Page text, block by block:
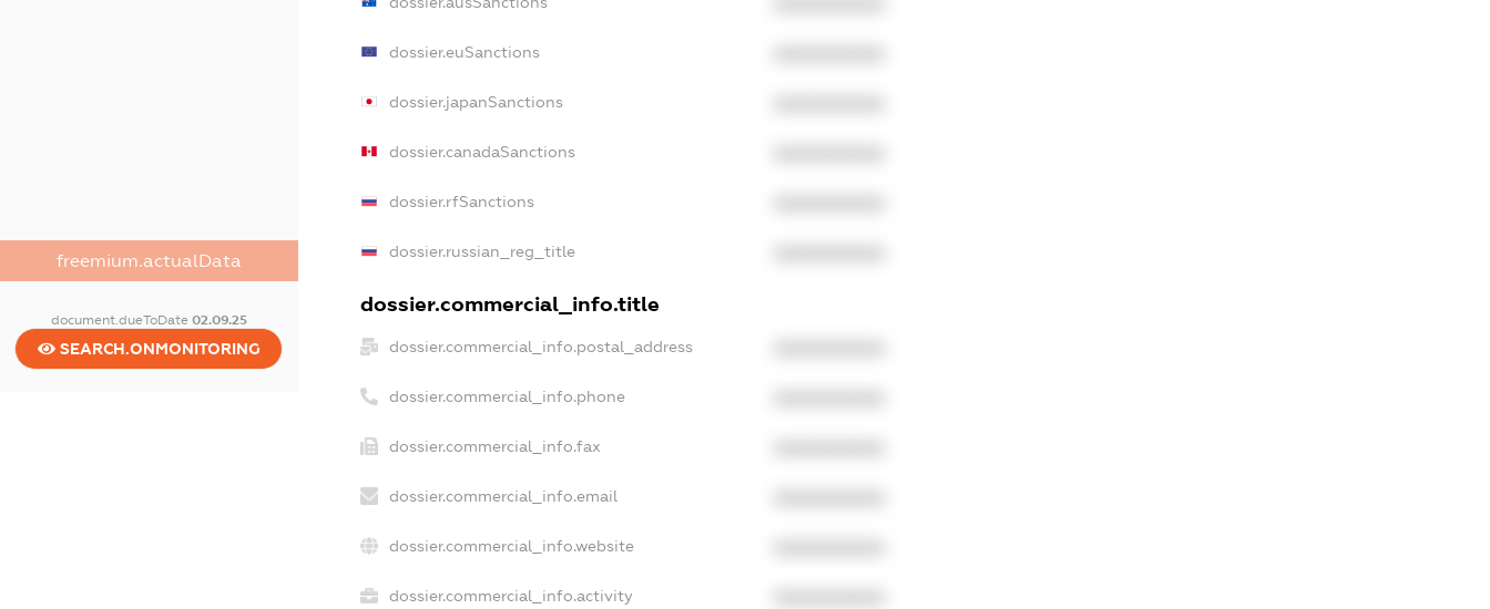
freemium.actualData
document.dueToDate 02.09.25
SEARCH.ONMONITORING
dossier.euSanctions
dossier.japanSanctions
dossier.canadaSanctions
dossier.rfSanctions
dossier.russian_reg_title
dossier.commercial_info.title
dossier.commercial_info.postal_address
dossier.commercial_info.phone
dossier.commercial_info.fax
dossier.commercial_info.email
dossier.commercial_info.website
dossier.commercial_info.activity